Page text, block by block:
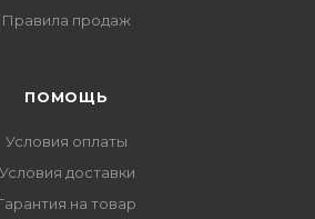
Правила продаж
ПОМОЩЬ
Условия оплаты
Условия доставки
на товар